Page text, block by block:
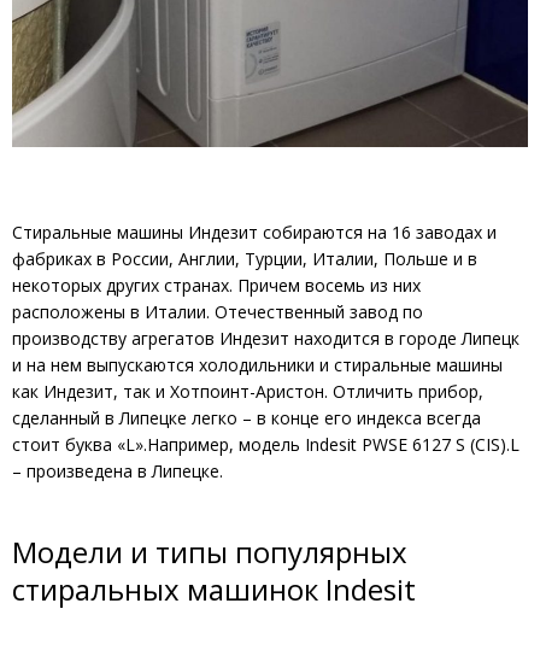
Стиральные машины Индезит собираются на 16 заводах и
фабриках в России, Англии, Турции, Италии, Польше и в
некоторых других странах. Причем восемь из них
расположены в Италии. Отечественный завод по
производству агрегатов Индезит находится в городе Липецк
и на нем выпускаются холодильники и стиральные машины
как Индезит, так и Хотпоинт-Аристон. Отличить прибор,
сделанный в Липецке легко – в конце его индекса всегда
стоит буква «L».Например, модель Indesit PWSE 6127 S (CIS).L
– произведена в Липецке.
Модели и типы популярных
стиральных машинок Indesit